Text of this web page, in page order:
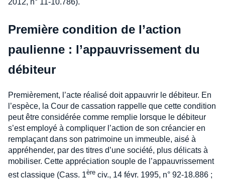
2012, n° 11-10.786).
Première condition de l’action
paulienne : l’appauvrissement du
débiteur
Premièrement, l’acte réalisé doit appauvrir le débiteur. En
l’espèce, la Cour de cassation rappelle que cette condition
peut être considérée comme remplie lorsque le débiteur
s’est employé à compliquer l’action de son créancier en
remplaçant dans son patrimoine un immeuble, aisé à
appréhender, par des titres d’une société, plus délicats à
mobiliser. Cette appréciation souple de l’appauvrissement
est classique (Cass. 1ère civ., 14 févr. 1995, n° 92-18.886 ;